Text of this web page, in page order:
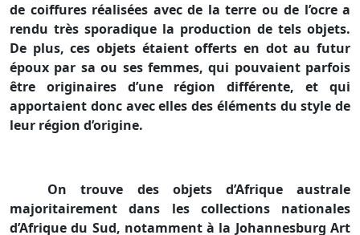
de coiffures réalisées avec de la terre ou de l’ocre a
rendu très sporadique la production de tels objets.
De plus, ces objets étaient offerts en dot au futur
époux par sa ou ses femmes, qui pouvaient parfois
être originaires d’une région différente, et qui
apportaient donc avec elles des éléments du style de
leur région d’origine.
On trouve des objets d’Afrique australe
majoritairement dans les collections nationales
d’Afrique du Sud, notamment à la Johannesburg Art